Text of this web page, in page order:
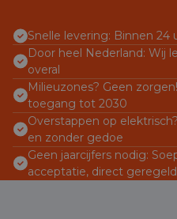
Snelle levering: Binnen 24
Door heel Nederland: Wij
overal
Milieuzones? Geen
toegang tot 2030
Overstappen op
en zonder gedoe
Geen jaarcijfers nodig:
acceptatie, direct geregeld